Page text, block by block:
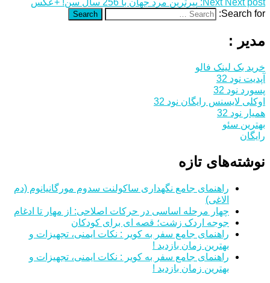
Next Next post:
پیرترین مرد جهان با 256 سال سن! +عکس
Search for:
Search
مدیر :
خرید بک لینک فالو
آپدیت نود 32
پسورد نود 32
اوکلی لایسنس رایگان نود 32
همیار نود 32
بهترین سئو
رایگان
نوشته‌های تازه
راهنمای جامع نگهداری ساکولنت سدوم مورگانیانوم (دم
الاغی)
چهار مرحله اساسی در حرکات اصلاحی: از مهار تا ادغام
جوجه اردک زشت؛ قصه ای برای کودکان
راهنمای جامع سفر به کویر : نکات ایمنی، تجهیزات و
بهترین زمان بازدید !
راهنمای جامع سفر به کویر : نکات ایمنی، تجهیزات و
بهترین زمان بازدید !